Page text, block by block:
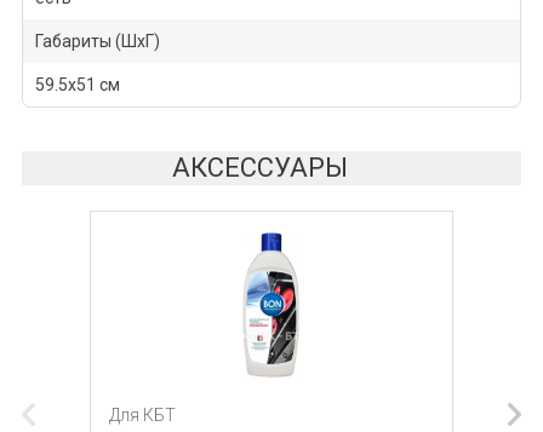
Габариты (ШхГ)
59.5х51 см
АКСЕССУАРЫ
Для КБТ